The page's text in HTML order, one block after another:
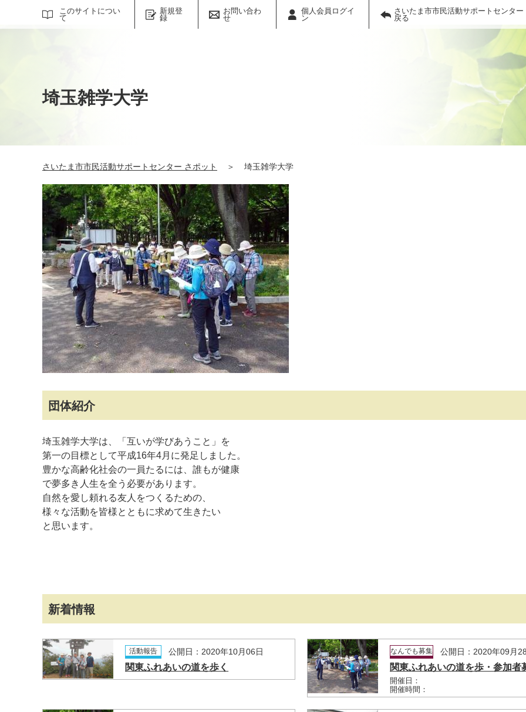
このサイトについ
て
新規登
録
お問い合わ
せ
個人会員ログイ
ン
さいたま市市民活動サポートセンタ
戻る
サイト内検索
埼玉雑学大学
さいたま市市民活動サポートセンター さポット ＞ 埼玉雑学大学
団体紹介
埼玉雑学大学は、「互いが学びあうこと」を
第一の目標として平成16年4月に発足しました。
豊かな高齢化社会の一員たるには、誰もが健康
で夢多き人生を全う必要があります。
自然を愛し頼れる友人をつくるための、
様々な活動を皆様とともに求めて生きたい
と思います。
新着情報
活動報告 公開日：2020年10月06日
関東ふれあいの道を歩く
なんでも募集 公開日：2020年09月
関東ふれあいの道を歩・参加者
開催日：
開催時間：